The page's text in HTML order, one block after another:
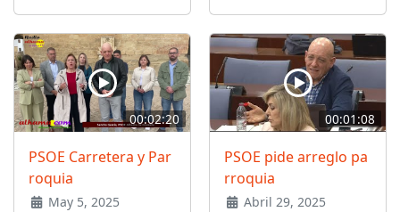
00:02:20
PSOE Carretera y Par
roquia
May 5, 2025
00:01:08
PSOE pide arreglo pa
rroquia
Abril 29, 2025